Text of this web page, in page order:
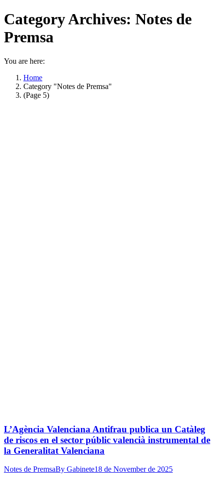
Category Archives: Notes de
Premsa
You are here:
Home
Category "Notes de Premsa"
(Page 5)
L’Agència Valenciana Antifrau publica un Catàleg
de riscos en el sector públic valencià instrumental de
la Generalitat Valenciana
Notes de PremsaBy Gabinete18 de November de 2025